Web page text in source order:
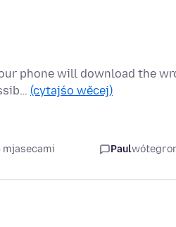
phone will download the
(cytajśo wěcej)
mjasecami Paul